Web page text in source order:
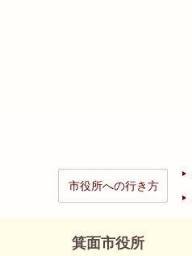
市役所への行き方
箕面市役所